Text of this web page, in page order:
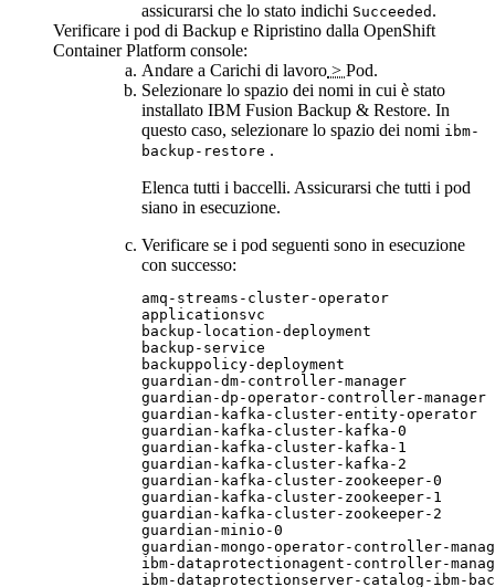
assicurarsi che lo stato indichi Succeeded .
Verificare i pod di Backup e Ripristino dalla OpenShift
Container Platform console:
Andare a Carichi di lavoro > Pod.
Selezionare lo spazio dei nomi in cui è stato
installato IBM Fusion Backup & Restore. In
questo caso, selezionare lo spazio dei nomi ibm-
backup-restore .
Elenca tutti i baccelli. Assicurarsi che tutti i pod
siano in esecuzione.
Verificare se i pod seguenti sono in esecuzione
con successo:
amq-streams-cluster-operator
applicationsvc
backup-location-deployment
backup-service
backuppolicy-deployment
guardian-dm-controller-manager
guardian-dp-operator-controller-manager
guardian-kafka-cluster-entity-operator
guardian-kafka-cluster-kafka-0
guardian-kafka-cluster-kafka-1
guardian-kafka-cluster-kafka-2
guardian-kafka-cluster-zookeeper-0
guardian-kafka-cluster-zookeeper-1
guardian-kafka-cluster-zookeeper-2
guardian-minio-0
guardian-mongo-operator-controller-
ibm-dataprotectionagent-
ibm-dataprotectionserver-catalog-ibm-